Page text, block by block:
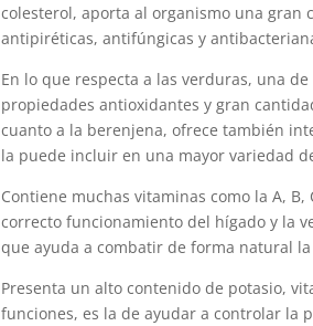
colesterol, aporta al organismo una gran
antipiréticas, antifúngicas y
En lo que respecta a las verduras, una
propiedades antioxidantes y gran
cuanto a la berenjena, ofrece también
la puede incluir en una mayor variedad
Contiene muchas vitaminas como la A,
correcto funcionamiento del hígado y la
que ayuda a combatir de forma natural
Presenta un alto contenido de potasio,
funciones, es la de ayudar a controlar la